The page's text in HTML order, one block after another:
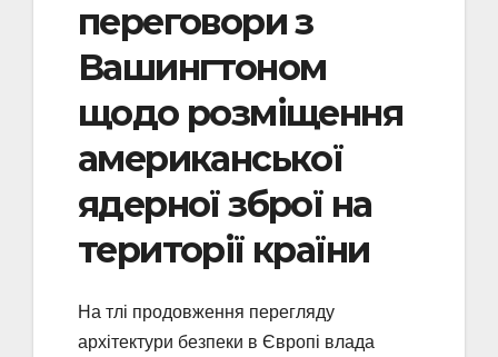
переговори з
Вашингтоном
щодо розміщення
американської
ядерної зброї на
території країни
На тлі продовження перегляду
архітектури безпеки в Європі влада